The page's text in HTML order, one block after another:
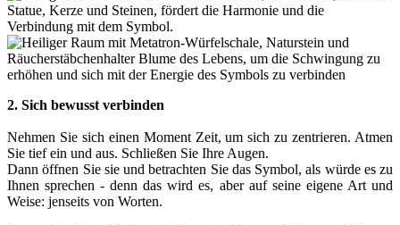
2. Sich bewusst verbinden
Nehmen Sie sich einen Moment Zeit, um sich zu zentrieren. Atmen
Sie tief ein und aus. Schließen Sie Ihre Augen.
Dann öffnen Sie sie und betrachten Sie das Symbol, als würde es zu
Ihnen sprechen - denn das wird es, aber auf seine eigene Art und
Weise: jenseits von Worten.